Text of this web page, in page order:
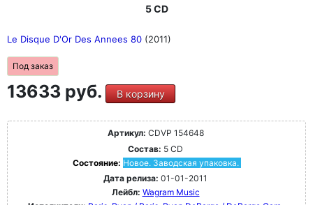
5 CD
Le Disque D'Or Des Annees 80 (2011)
Под заказ
13633 руб. В корзину
Артикул: CDVP 154648
Состав: 5 CD
Состояние: Новое. Заводская упаковка.
Дата релиза: 01-01-2011
Лейбл: Wagram Music